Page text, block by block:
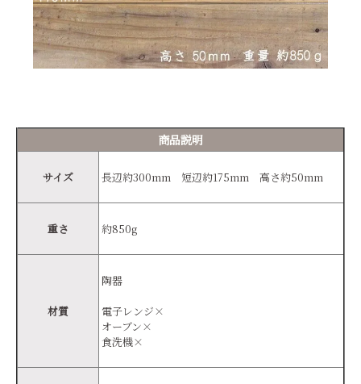
商品説明
サイズ 長辺約300mm 短辺約175mm 高さ約50mm
重さ 約850g
材質
陶器
電子レンジ×
オーブン×
食洗機×